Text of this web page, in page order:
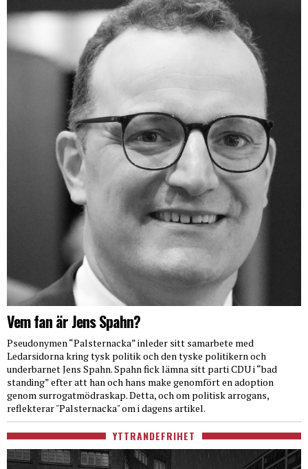
Vem fan är Jens Spahn?
Pseudonymen “Palsternacka” inleder sitt samarbete med
Ledarsidorna kring tysk politik och den tyske politikern och
underbarnet Jens Spahn. Spahn fick lämna sitt parti CDU i “bad
standing” efter att han och hans make genomfört en adoption
genom surrogatmödraskap. Detta, och om politisk arrogans,
reflekterar "Palsternacka" om i dagens artikel.
YTTRANDEFRIHET